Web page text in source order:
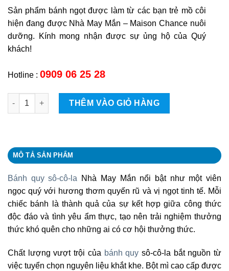
Sản phẩm bánh ngọt được làm từ các bạn trẻ mồ côi
hiện đang được Nhà May Mắn – Maison Chance nuôi
dưỡng. Kính mong nhận được sự ủng hộ của Quý
khách!
Hotline : 0909 06 25 28
Bánh quy sô-cô-la quantity
THÊM VÀO GIỎ HÀNG
MÔ TẢ SẢN PHẨM
Bánh quy sô-cô-la Nhà May Mắn nổi bật như một viên
ngọc quý với hương thơm quyến rũ và vị ngọt tinh tế. Mỗi
chiếc bánh là thành quả của sự kết hợp giữa công thức
độc đáo và tình yêu ẩm thực, tạo nên trải nghiệm thưởng
thức khó quên cho những ai có cơ hội thưởng thức.
Chất lượng vượt trội của bánh quy sô-cô-la bắt nguồn từ
việc tuyển chọn nguyên liệu khắt khe. Bột mì cao cấp được